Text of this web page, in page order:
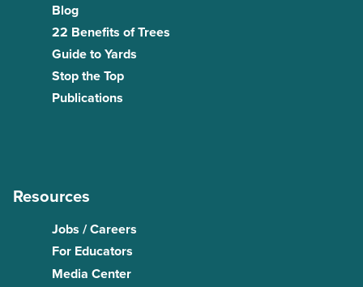
Blog
22 Benefits of Trees
Guide to Yards
Stop the Top
Publications
Resources
Jobs / Careers
For Educators
Media Center